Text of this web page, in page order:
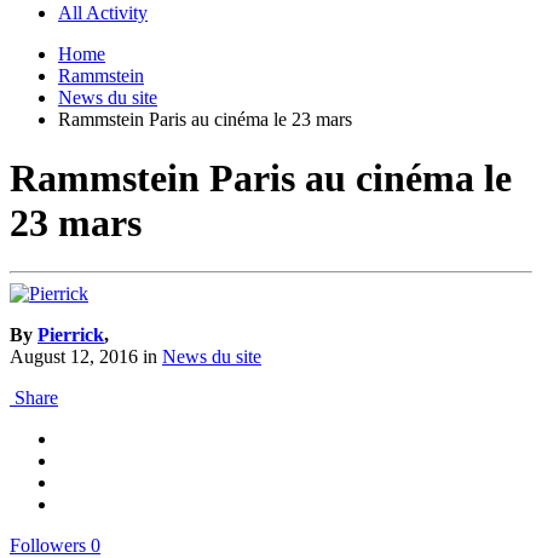
All Activity
Home
Rammstein
News du site
Rammstein Paris au cinéma le 23 mars
Rammstein Paris au cinéma le
23 mars
By Pierrick,
August 12, 2016 in News du site
Share
Followers 0